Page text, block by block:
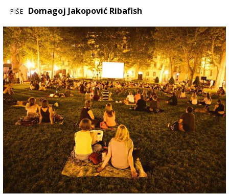
PIŠE Domagoj Jakopović Ribafish